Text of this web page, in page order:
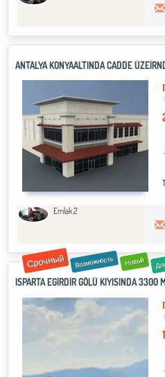
Emlak 2
Срочный Возможность Новый
ISPARTA EĞİRDİR GÖLÜ KIYISINDA 3300